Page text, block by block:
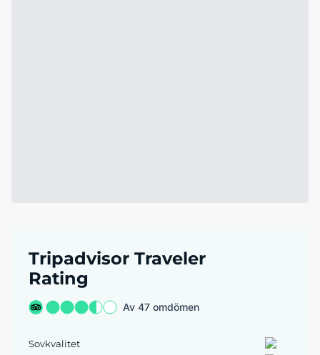
Tripadvisor Traveler
Rating
Av 47 omdömen
Sovkvalitet